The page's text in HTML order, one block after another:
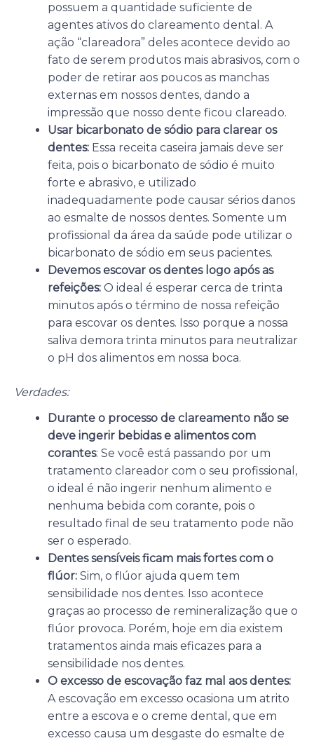
possuem a quantidade suficiente de
agentes ativos do clareamento dental. A
ação “clareadora” deles acontece devido ao
fato de serem produtos mais abrasivos, com o
poder de retirar aos poucos as manchas
externas em nossos dentes, dando a
impressão que nosso dente ficou clareado.
Usar bicarbonato de sódio para clarear os
dentes: Essa receita caseira jamais deve ser
feita, pois o bicarbonato de sódio é muito
forte e abrasivo, e utilizado
inadequadamente pode causar sérios danos
ao esmalte de nossos dentes. Somente um
profissional da área da saúde pode utilizar o
bicarbonato de sódio em seus pacientes.
Devemos escovar os dentes logo após as
refeições: O ideal é esperar cerca de trinta
minutos após o término de nossa refeição
para escovar os dentes. Isso porque a nossa
saliva demora trinta minutos para neutralizar
o pH dos alimentos em nossa boca.
Verdades:
Durante o processo de clareamento não se
deve ingerir bebidas e alimentos com
corantes: Se você está passando por um
tratamento clareador com o seu profissional,
o ideal é não ingerir nenhum alimento e
nenhuma bebida com corante, pois o
resultado final de seu tratamento pode não
ser o esperado.
Dentes sensíveis ficam mais fortes com o
flúor: Sim, o flúor ajuda quem tem
sensibilidade nos dentes. Isso acontece
graças ao processo de remineralização que o
flúor provoca. Porém, hoje em dia existem
tratamentos ainda mais eficazes para a
sensibilidade nos dentes.
O excesso de escovação faz mal aos dentes:
A escovação em excesso ocasiona um atrito
entre a escova e o creme dental, que em
excesso causa um desgaste do esmalte de